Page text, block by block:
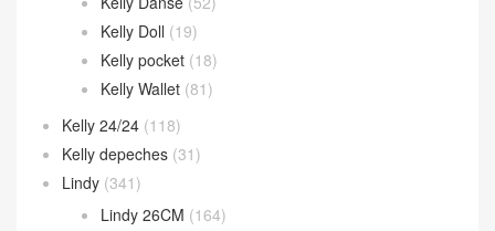
Kelly Doll (19)
Kelly pocket (18)
Kelly Wallet (81)
Kelly 24/24 (118)
Kelly depeches (31)
Lindy (341)
Lindy 26CM (164)